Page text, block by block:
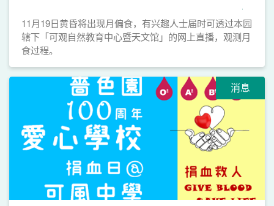
11月19日黄昏将出现月偏食，有兴趣人士届时可透过本园
辖下「可观自然教育中心暨天文馆」的网上直播，观测月
食过程。
消息